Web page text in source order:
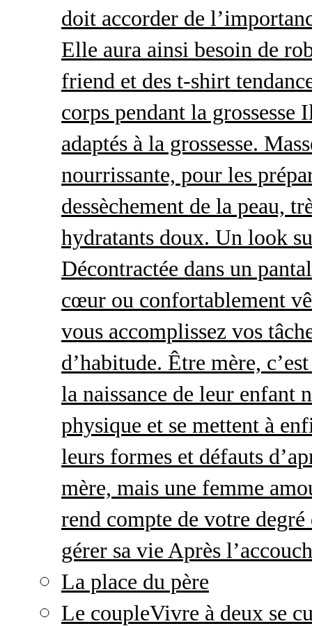
doit accorder de
Elle aura ainsi besoin de
friend et des t-shirt
corps pendant la
adaptés à la grossesse.
nourrissante, pour les
dessèchement de la peau,
hydratants doux. Un look
Décontractée dans un
cœur ou confortablement
vous accomplissez vos
d’habitude. Être mère,
la naissance de leur enfant
physique et se mettent à
leurs formes et défauts
mère, mais une femme
rend compte de votre
gérer sa vie Après
La place du père
Le coupleVivre à deux se